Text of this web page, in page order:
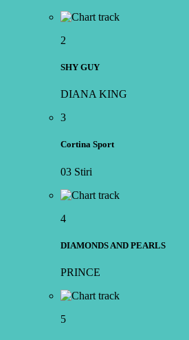
2
SHY GUY
DIANA KING
3
Cortina Sport
03 Stiri
4
DIAMONDS AND PEARLS
PRINCE
5